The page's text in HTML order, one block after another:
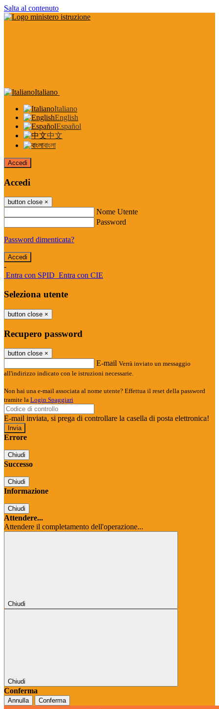
Salta al contenuto
Italiano
Italiano
English
Español
中文
বাংলা
Accedi
Accedi
button close ×
Nome Utente
Password
Password dimenticata?
-
Entra con SPID Entra con CIE
Seleziona utente
button close ×
Recupero password
button close ×
E-mail Verrà inviato un messaggio
all'indirizzo indicato con le istruzioni necessarie.
Non hai una e-mail associata al nome utente? Effettua il reset della password
tramite la Login Spaggiari
E-mail inviata, si prega di controllare la casella di posta elettronica!
Errore
Chiudi
Successo
Chiudi
Informazione
Chiudi
Attendere...
Attendere il completamento dell'operazione...
Chiudi
Chiudi
Conferma
Annulla Conferma